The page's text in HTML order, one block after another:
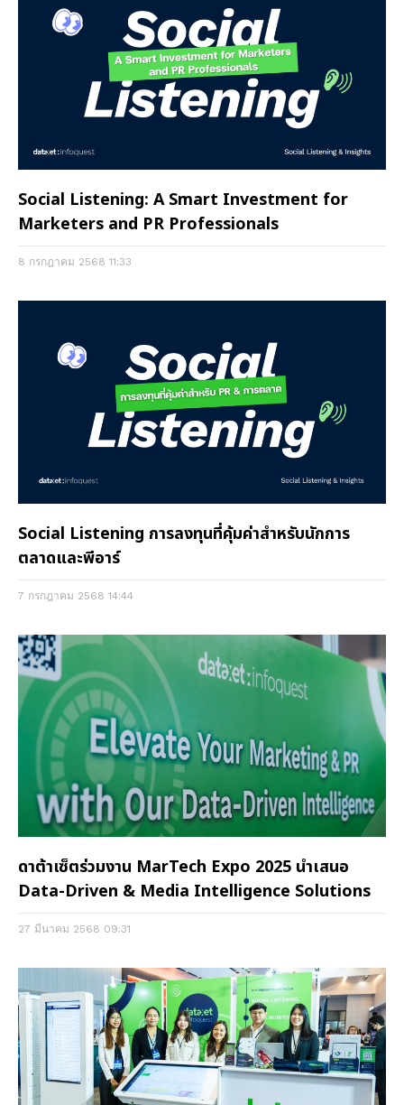
Social Listening: A Smart Investment for
Marketers and PR Professionals
8 กรกฎาคม 2568 11:33
Social Listening การลงทุนที่คุ้มค่าสำหรับนักการ
ตลาดและพีอาร์
7 กรกฎาคม 2568 14:44
ดาต้าเซ็ตร่วมงาน MarTech Expo 2025 นำเสนอ
Data-Driven & Media Intelligence Solutions
27 มีนาคม 2568 09:31